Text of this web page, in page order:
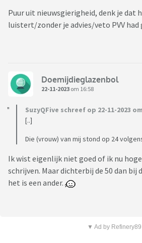
Puur uit nieuwsgierigheid, denk je dat
luistert/zonder je advies/veto PVV had
Doemijdieglazenbol
22-11-2023 om 16:58
SuzyQFive schreef op 22-11-2023
[..]
Die (vrouw) van mij stond op 24
Ik wist eigenlijk niet goed of ik nu
schrijven. Maar dichterbij de 50 dan bij
het is een ander.
▼ Ad by Refinery89